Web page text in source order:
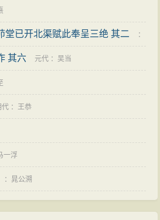
堂已开北渠赋此奉呈三绝 其二 ：
其六 元代 ：吴当
代 ：王恭
一浮
： 晁公溯